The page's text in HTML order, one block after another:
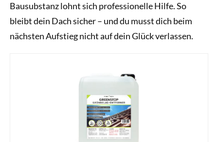
Bausubstanz lohnt sich professionelle Hilfe. So
bleibt dein Dach sicher – und du musst dich beim
nächsten Aufstieg nicht auf dein Glück verlassen.